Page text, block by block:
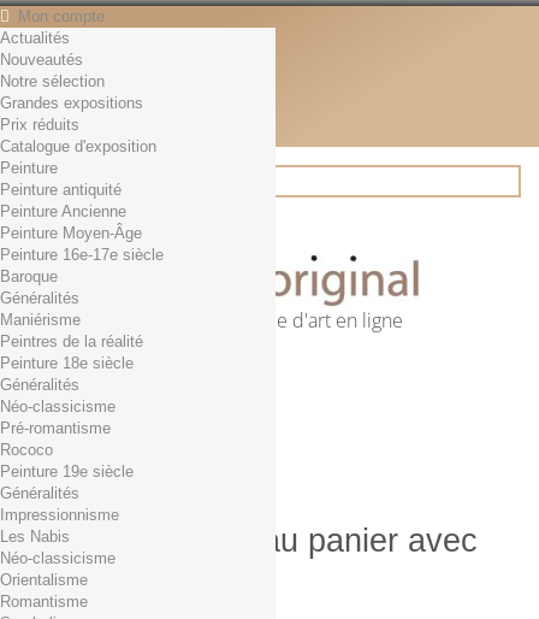
Mon compte
Contact
Français
English
Français
Actualités
Rechercher
Première librairie d'art en ligne
Panier (vide)
Aucun produit
0,01€ dès 29€ d'achat
0,00 € Total
Commander
Produit ajouté au panier avec
succès
Quantité
Actualités
Nouveautés
Notre sélection
Grandes expositions
Prix réduits
Catalogue d'exposition
Peinture
Peinture antiquité
Peinture Ancienne
Peinture Moyen-Âge
Peinture 16e-17e siècle
Baroque
Généralités
Maniérisme
Peintres de la réalité
Peinture 18e siècle
Généralités
Néo-classicisme
Pré-romantisme
Rococo
Peinture 19e siècle
Généralités
Impressionnisme
Les Nabis
Néo-classicisme
Orientalisme
Romantisme